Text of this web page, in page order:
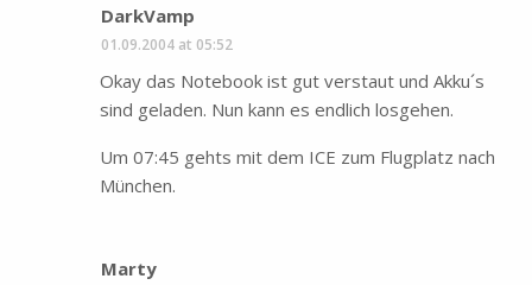
DarkVamp
01.09.2004 at 05:52
Okay das Notebook ist gut verstaut und Akku´s
sind geladen. Nun kann es endlich losgehen.
Um 07:45 gehts mit dem ICE zum Flugplatz nach
München.
Marty